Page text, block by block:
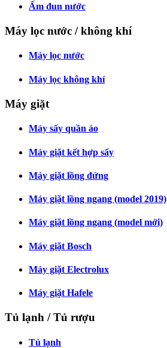
Ấm đun nước
Máy lọc nước / không khí
Máy lọc nước
Máy lọc không khí
Máy giặt
Máy sấy quần áo
Máy giặt kết hợp sấy
Máy giặt lồng đứng
Máy giặt lồng ngang (model 2019)
Máy giặt lồng ngang (model mới)
Máy giặt Bosch
Máy giặt Electrolux
Máy giặt Hafele
Tủ lạnh / Tủ rượu
Tủ lạnh